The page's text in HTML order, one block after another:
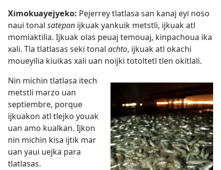
Ximokuayejyeko: Pejerrey tlatlasa san kanaj eyi noso
naui tonal satepan ijkuak yankuik metstli, ijkuak atl
momiaktilia. Ijkuak olas peuaj temouaj, kinpachoua ika
xali. Tla tlatlasas seki tonal achto, ijkuak atl okachi
moueyilia kiuikas xali uan noijki totoltetl tlen okitlali.
Nin michin tlatlasa itech
metstli marzo uan
septiembre, porque
ijkuakon atl tlejko youak
uan amo kualkan. Ijkon
nin michin kisa ijtik mar
uan yaui uejka para
tlatlasas.